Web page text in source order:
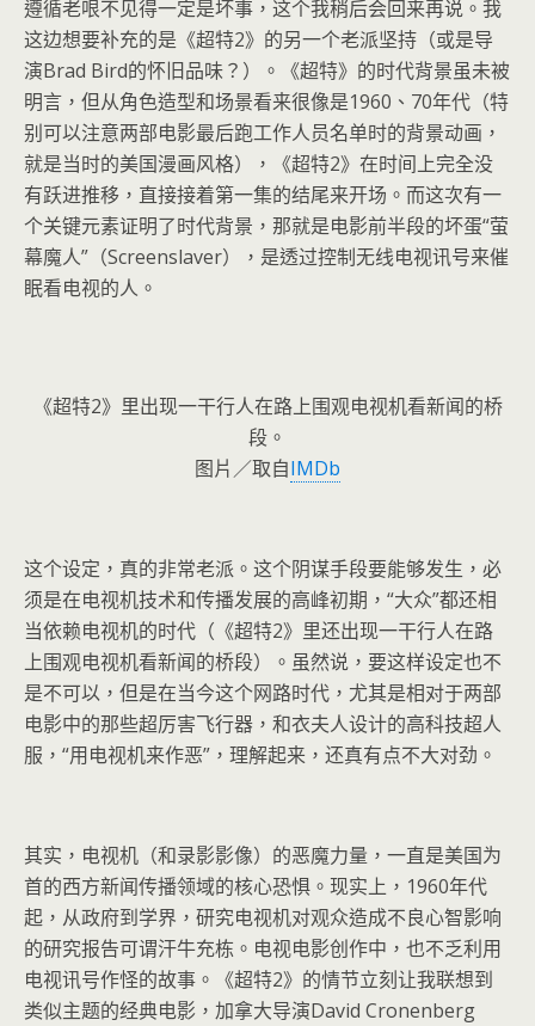
遵循老哏不见得一定是坏事，这个我稍后会回来再说。我
这边想要补充的是《超特2》的另一个老派坚持（或是导
演Brad Bird的怀旧品味？）。《超特》的时代背景虽未被
明言，但从角色造型和场景看来很像是1960、70年代（特
别可以注意两部电影最后跑工作人员名单时的背景动画，
就是当时的美国漫画风格），《超特2》在时间上完全没
有跃进推移，直接接着第一集的结尾来开场。而这次有一
个关键元素证明了时代背景，那就是电影前半段的坏蛋“萤
幕魔人”（Screenslaver），是透过控制无线电视讯号来催
眠看电视的人。
《超特2》里出现一干行人在路上围观电视机看新闻的桥
段。
图片／取自IMDb
这个设定，真的非常老派。这个阴谋手段要能够发生，必
须是在电视机技术和传播发展的高峰初期，“大众”都还相
当依赖电视机的时代（《超特2》里还出现一干行人在路
上围观电视机看新闻的桥段）。虽然说，要这样设定也不
是不可以，但是在当今这个网路时代，尤其是相对于两部
电影中的那些超厉害飞行器，和衣夫人设计的高科技超人
服，“用电视机来作恶”，理解起来，还真有点不大对劲。
其实，电视机（和录影影像）的恶魔力量，一直是美国为
首的西方新闻传播领域的核心恐惧。现实上，1960年代
起，从政府到学界，研究电视机对观众造成不良心智影响
的研究报告可谓汗牛充栋。电视电影创作中，也不乏利用
电视讯号作怪的故事。《超特2》的情节立刻让我联想到
类似主题的经典电影，加拿大导演David Cronenberg